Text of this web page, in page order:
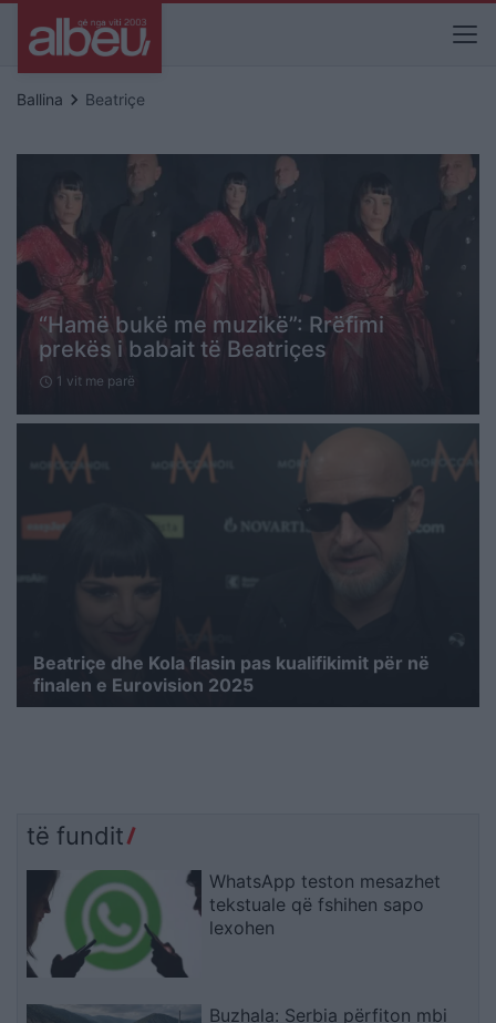
Ballina keyboard_arrow_right Beatriçe
“Hamë bukë me muzikë”: Rrëfimi
prekës i babait të Beatriçes
schedule 1 vit me parë
Beatriçe dhe Kola flasin pas kualifikimit për në
finalen e Eurovision 2025
të fundit
WhatsApp teston mesazhet
tekstuale që fshihen sapo
lexohen
Buzhala: Serbia përfiton mbi